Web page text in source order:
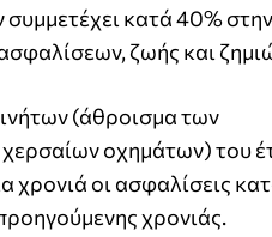
κατά 40%
ζωής και
(άθροισμα των
οχημάτων) του
χρονιά οι ασφαλίσεις
χρονιάς.